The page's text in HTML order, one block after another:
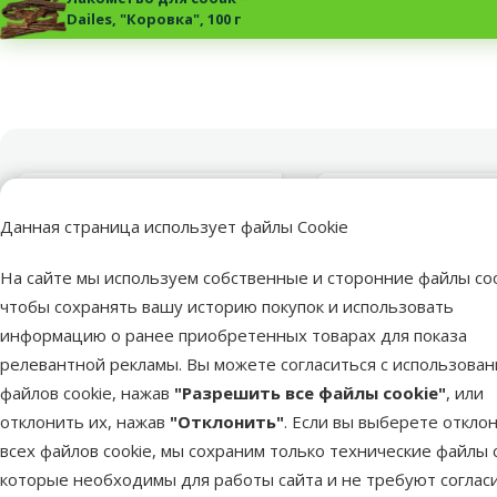
Данная страница использует файлы Cookie
На сайте мы используем собственные и сторонние файлы
чтобы сохранять вашу историю покупок и использовать
информацию о ранее приобретенных товарах для показа
релевантной рекламы. Вы можете согласиться с
файлов cookie, нажав "Разрешить все файлы cookie", или
отклонить их, нажав "Отклонить". Если вы выберете
всех файлов cookie, мы сохраним только технические файлы
которые необходимы для работы сайта и не требуют
Dailes, "Коровка", 100 г
экскрементов
Консервы для собак
Пакетики для
экскрементов –
Assortment Dog Dirt
0,79 €